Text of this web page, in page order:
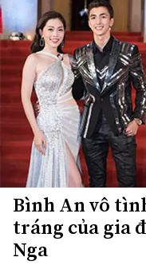
Bình An vô
tráng của gia
Nga